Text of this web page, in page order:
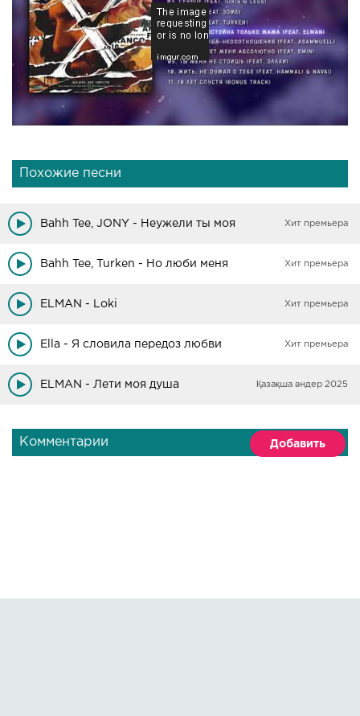
Похожие песни
Bahh Tee, JONY - Неужели ты моя Хит премьера
Bahh Tee, Turken - Но люби меня Хит премьера
ELMAN - Loki Хит премьера
Ella - Я словила передоз любви Хит премьера
ELMAN - Лети моя душа Қазақша әндер 2025
Комментарии Добавить